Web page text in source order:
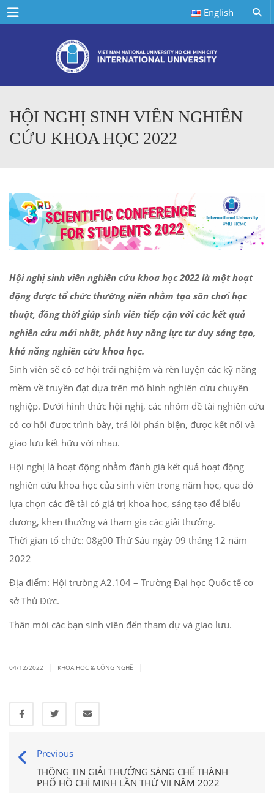
Menu English
HỘI NGHỊ SINH VIÊN NGHIÊN
CỨU KHOA HỌC 2022
Hội nghị sinh viên nghiên cứu khoa học 2022 là một hoạt
động được tổ chức thường niên nhằm tạo sân chơi học
thuật, đồng thời giúp sinh viên tiếp cận với các kết quả
nghiên cứu mới nhất, phát huy năng lực tư duy sáng tạo,
khả năng nghiên cứu khoa học.
Sinh viên sẽ có cơ hội trải nghiệm và rèn luyện các kỹ năng
mềm về truyền đạt dựa trên mô hình nghiên cứu chuyên
nghiệp. Dưới hình thức hội nghị, các nhóm đề tài nghiên cứu
có cơ hội được trình bày, trả lời phản biện, được kết nối và
giao lưu kết hữu với nhau.
Hội nghị là hoạt động nhằm đánh giá kết quả hoạt động
nghiên cứu khoa học của sinh viên trong năm học, qua đó
lựa chọn các đề tài có giá trị khoa học, sáng tạo để biểu
dương, khen thưởng và tham gia các giải thưởng.
Thời gian tổ chức: 08g00 Thứ Sáu ngày 09 tháng 12 năm
2022
Địa điểm: Hội trường A2.104 – Trường Đại học Quốc tế cơ
sở Thủ Đức.
Thân mời các bạn sinh viên đến tham dự và giao lưu.
04/12/2022 KHOA HỌC & CÔNG NGHỆ
Previous
THÔNG TIN GIẢI THƯỞNG SÁNG CHẾ THÀNH
PHỐ HỒ CHÍ MINH LẦN THỨ VII NĂM 2022